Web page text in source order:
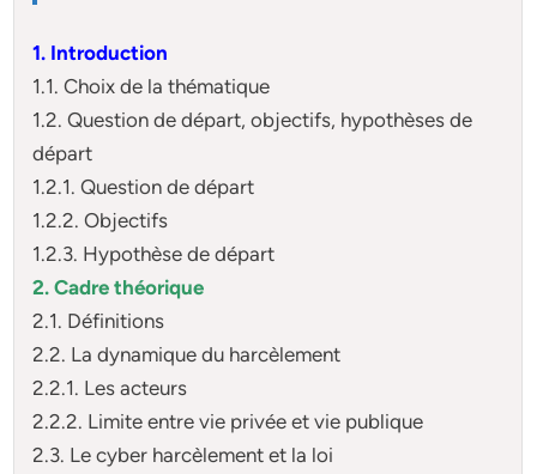
1. Introduction
1.1. Choix de la thématique
1.2. Question de départ, objectifs, hypothèses de
départ
1.2.1. Question de départ
1.2.2. Objectifs
1.2.3. Hypothèse de départ
2. Cadre théorique
2.1. Définitions
2.2. La dynamique du harcèlement
2.2.1. Les acteurs
2.2.2. Limite entre vie privée et vie publique
2.3. Le cyber harcèlement et la loi